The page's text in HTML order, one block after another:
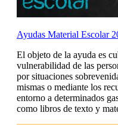
Ayudas Material Escolar
El objeto de la ayuda es
vulnerabilidad de las
por situaciones
mismas o mediante los
entorno a determinados
como libros de texto y